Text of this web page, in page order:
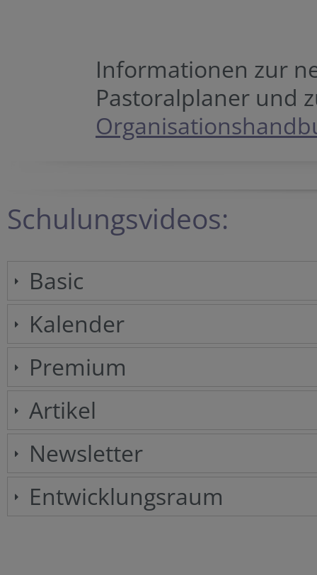
Informationen zur
Pastoralplaner und
Schulungsvideos:
Basic
Kalender
Premium
Artikel
Newsletter
Entwicklungsraum